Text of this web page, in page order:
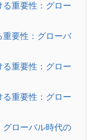
重要性：グロー
重要性：グローバ
る重要性：グロー
重要性：グロー
グローバル時代の